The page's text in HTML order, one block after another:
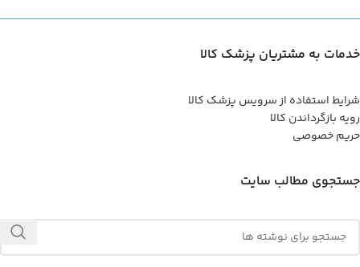
خدمات به مشتریان پزشک کالا
شرایط استفاده از سرویس پزشک کالا
رویه بازگرداندن کالا
حریم خصوصی
جستجوی مطالب سایت